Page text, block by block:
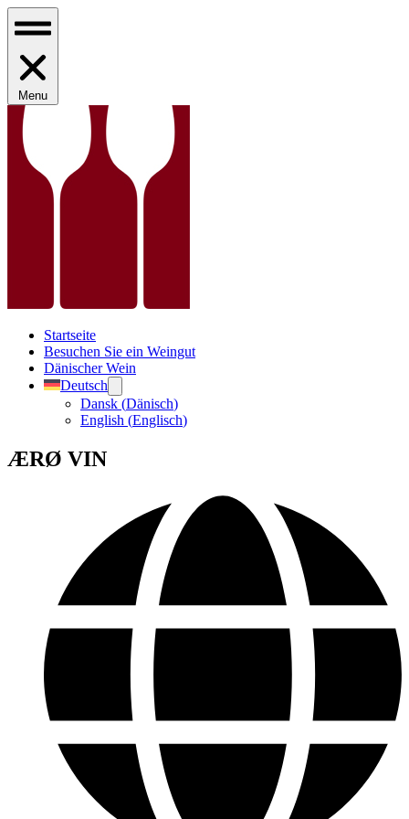
Menu
Startseite
Besuchen Sie ein Weingut
Dänischer Wein
Deutsch
Dansk (Dänisch)
English (Englisch)
ÆRØ VIN